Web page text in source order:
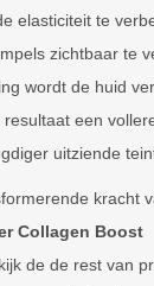
elasticiteit te
zichtbaar te
wordt de huid
een
uitziende
kracht
Collagen Boost
de de rest van